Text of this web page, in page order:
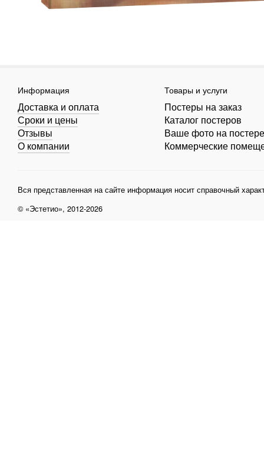
Информация
Доставка и оплата
Сроки и цены
Отзывы
О компании
Товары и услуги
Постеры на заказ
Каталог постеров
Ваше фото на постере
Коммерческие
Вся представленная на сайте информация носит справочный
© «Эстетио», 2012-2026